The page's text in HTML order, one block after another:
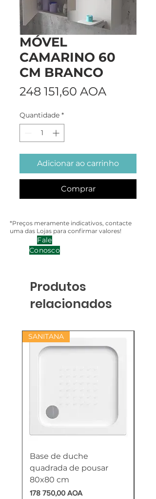
MÓVEL
CAMARINO 60
CM BRANCO
248 151,60 AOA
Quantidade *
Adicionar ao carrinho
Comprar
*Preços meramente indicativos, contacte
uma das Lojas para confirmar valores!
Fale
Conosco
Produtos
relacionados
SANITANA
Base de duche
quadrada de pousar
80x80 cm
Preço
178 750,00 AOA